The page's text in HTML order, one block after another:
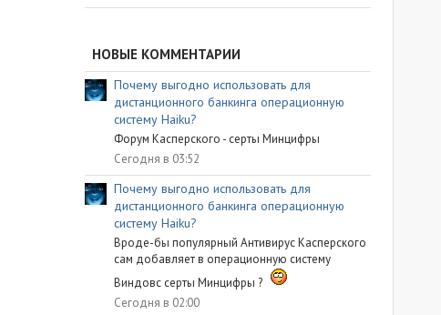
НОВЫЕ КОММЕНТАРИИ
Почему выгодно использовать для
дистанционного банкинга операционную
систему Haiku?
Форум Касперского - серты Минцифры
Сегодня в 03:52
Почему выгодно использовать для
дистанционного банкинга операционную
систему Haiku?
Вроде-бы популярный Антивирус Касперского
сам добавляет в операционную систему
Виндовс серты Минцифры ?
Сегодня в 02:00